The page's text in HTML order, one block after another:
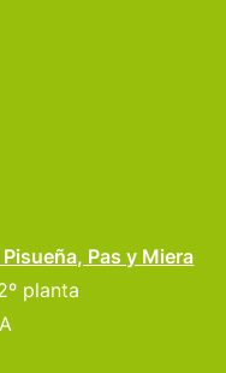
Pas y Miera
planta